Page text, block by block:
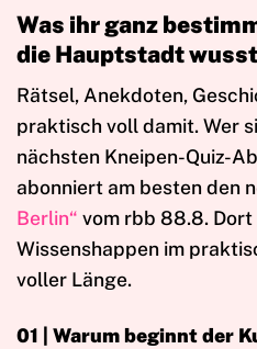
Was ihr ganz
die Hauptstadt
Rätsel, Anekdoten,
praktisch voll damit. Wer
nächsten Kneipen-Quiz-
abonniert am besten den
Berlin“ vom rbb 88.8.
Wissenshappen im
voller Länge.
01 | Warum beginnt der